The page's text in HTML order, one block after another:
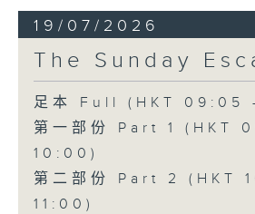
19/07/2026
The Sunday
足本 Full (HKT 09:05
第一部份 Part 1 (HKT
10:00)
第二部份 Part 2 (HKT
11:00)